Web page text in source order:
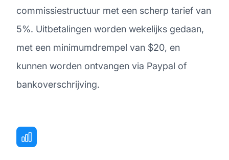
commissiestructuur met een scherp tarief van
5%. Uitbetalingen worden wekelijks gedaan,
met een minimumdrempel van $20, en
kunnen worden ontvangen via Paypal of
bankoverschrijving.